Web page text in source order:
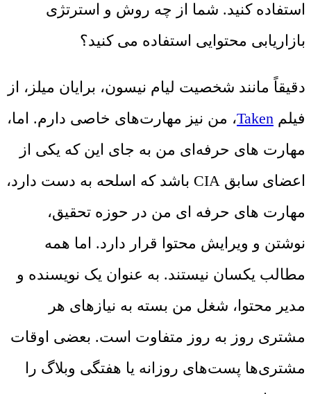
استفاده کنید. شما از چه روش و استرتژی
بازاریابی محتوایی استفاده می کنید؟
دقیقاً مانند شخصیت لیام نیسون، برایان میلز، از
فیلم Taken، من نیز مهارت‌های خاصی دارم. اما،
مهارت های حرفه‌ای من به جای این که یکی از
اعضای سابق CIA باشد که اسلحه به دست دارد،
مهارت های حرفه ای من در حوزه تحقیق،
نوشتن و ویرایش محتوا قرار دارد. اما همه
مطالب یکسان نیستند. به عنوان یک نویسنده و
مدیر محتوا، شغل من بسته به نیازهای هر
مشتری روز به روز متفاوت است. بعضی اوقات
مشتری‌ها پست‌های روزانه یا هفتگی وبلاگ را